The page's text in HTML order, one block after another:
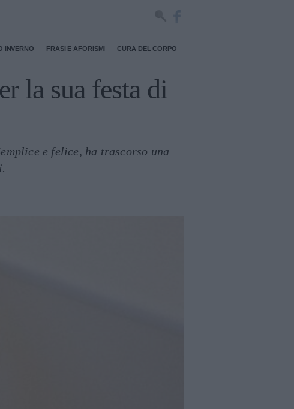
INVERNO FRASI E AFORISMI CURA DEL CORPO
la sua festa di
e felice, ha trascorso una